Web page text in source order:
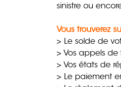
sinistre ou
Vous trouverez
> Le solde de
> Vos appels de
> Vos états de
> Le paiement